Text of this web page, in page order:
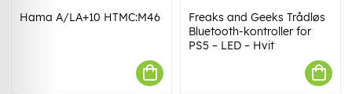
Hama A/LA+10 HTMC:M46
Freaks and Geeks Trådløs
Bluetooth-kontroller for
PS5 – LED – Hvit